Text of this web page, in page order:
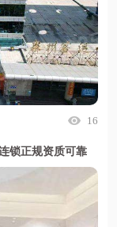
16
锁正规资质可靠